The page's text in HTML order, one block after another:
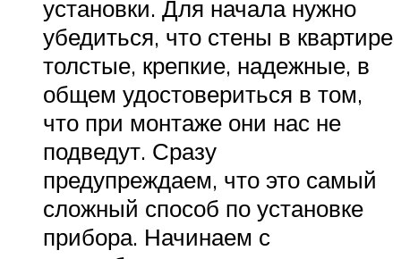
установки. Для начала нужно
убедиться, что стены в квартире
толстые, крепкие, надежные, в
общем удостовериться в том,
что при монтаже они нас не
подведут. Сразу
предупреждаем, что это самый
сложный способ по установке
прибора. Начинаем с